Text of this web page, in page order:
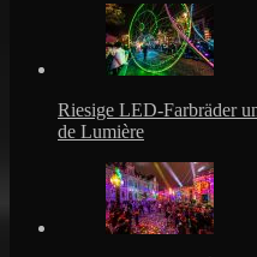
Riesige LED-Farbräder
de Lumière